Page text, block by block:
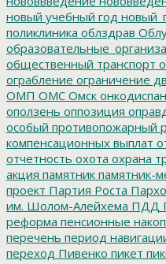
новый учебный год
поликлиника облздрав
общественный транспорт
ограбление ограничение
ОМП ОМС Омск
оползень оппозиция
особый противопожарный
компенсационных выплат
отчетность охота охрана
акция памятник памятник-
проект Партия Роста
им. Шолом-Алейхема ПДД
реформа пенсионные
перечень период
переход Пивенко пикет